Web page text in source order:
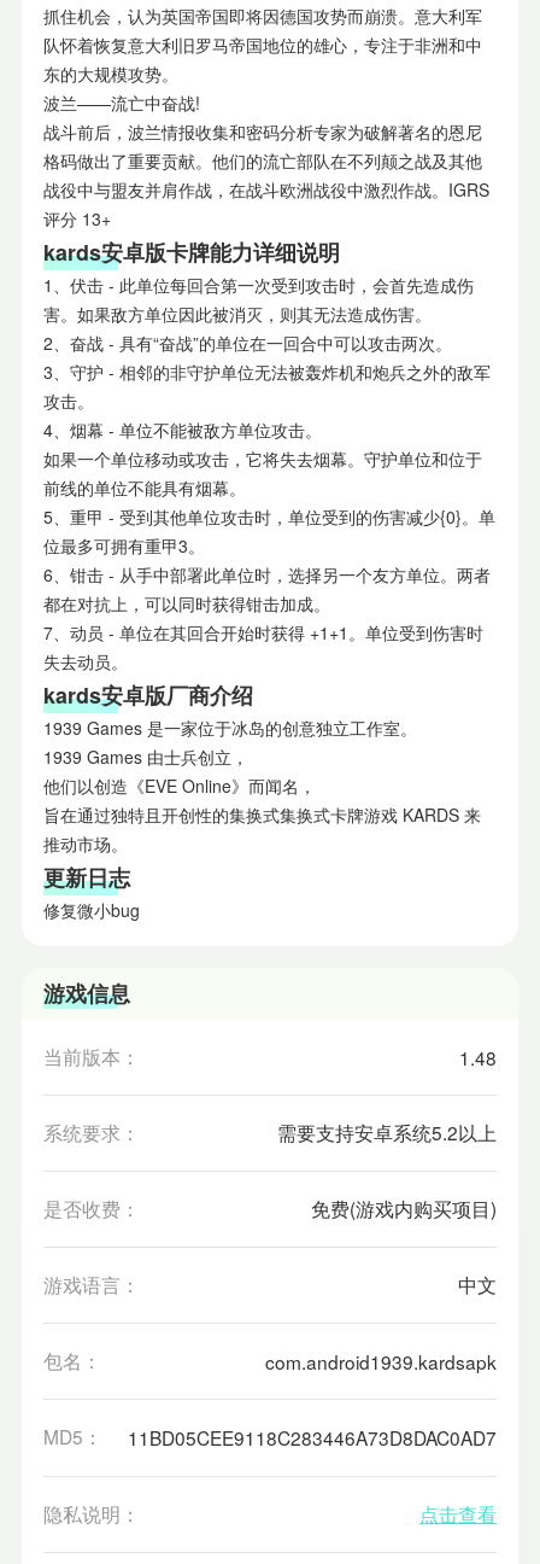
抓住机会，认为英国帝国即将因德国攻势而崩溃。意大利军
队怀着恢复意大利旧罗马帝国地位的雄心，专注于非洲和中
东的大规模攻势。
波兰——流亡中奋战!
战斗前后，波兰情报收集和密码分析专家为破解著名的恩尼
格码做出了重要贡献。他们的流亡部队在不列颠之战及其他
战役中与盟友并肩作战，在战斗欧洲战役中激烈作战。IGRS
评分 13+
kards安卓版卡牌能力详细说明
1、伏击 - 此单位每回合第一次受到攻击时，会首先造成伤
害。如果敌方单位因此被消灭，则其无法造成伤害。
2、奋战 - 具有“奋战”的单位在一回合中可以攻击两次。
3、守护 - 相邻的非守护单位无法被轰炸机和炮兵之外的敌军
攻击。
4、烟幕 - 单位不能被敌方单位攻击。
如果一个单位移动或攻击，它将失去烟幕。守护单位和位于
前线的单位不能具有烟幕。
5、重甲 - 受到其他单位攻击时，单位受到的伤害减少{0}。单
位最多可拥有重甲3。
6、钳击 - 从手中部署此单位时，选择另一个友方单位。两者
都在对抗上，可以同时获得钳击加成。
7、动员 - 单位在其回合开始时获得 +1+1。单位受到伤害时
失去动员。
kards安卓版厂商介绍
1939 Games 是一家位于冰岛的创意独立工作室。
1939 Games 由士兵创立，
他们以创造《EVE Online》而闻名，
旨在通过独特且开创性的集换式集换式卡牌游戏 KARDS 来
推动市场。
更新日志
修复微小bug
游戏信息
当前版本： 1.48
系统要求： 需要支持安卓系统5.2以上
是否收费： 免费(游戏内购买项目)
游戏语言： 中文
包名： com.android1939.kardsapk
MD5： 11BD05CEE9118C283446A73D8DAC0AD7
隐私说明： 点击查看